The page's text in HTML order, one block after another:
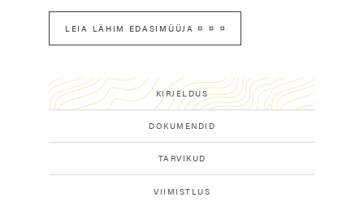
LEIA LÄHIM EDASIMÜÜJA
KIRJELDUS
DOKUMENDID
TARVIKUD
VIIMISTLUS